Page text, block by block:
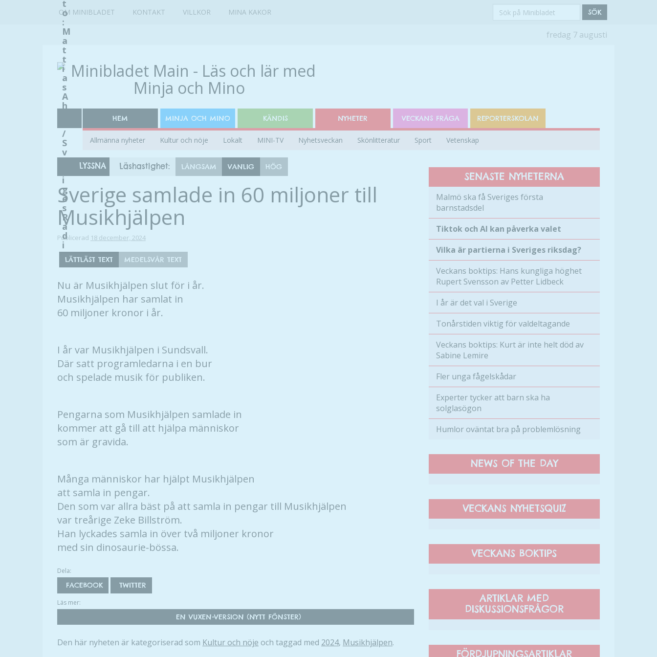
OM MINIBLADET KONTAKT VILLKOR MINA KAKOR
Sök
SÖK
fredag 7 augusti
HEM MINJA OCH MINO KÄNDIS NYHETER VECKANS FRÅGA REPORTERSKOLAN
Allmänna nyheter Kultur och nöje Lokalt MINI-TV Nyhetsveckan Skönlitteratur Sport Vetenskap
LYSSNA Läshastighet: LÅNGSAM VANLIG HÖG
Sverige samlade in 60 miljoner till
Musikhjälpen
Publicerad 18 december, 2024
t
o
:
M
a
t
t
i
a
s
A
h
/
S
v
e
i
g
e
s
R
a
d
i
oLÄTTLÄST TEXT MEDELSVÅR TEXT
Nu är Musikhjälpen slut för i år.
Musikhjälpen har samlat in
60 miljoner kronor i år.
I år var Musikhjälpen i Sundsvall.
Där satt programledarna i en bur
och spelade musik för publiken.
Pengarna som Musikhjälpen samlade in
kommer att gå till att hjälpa människor
som är gravida.
Många människor har hjälpt Musikhjälpen
att samla in pengar.
Den som var allra bäst på att samla in pengar till Musikhjälpen
var treårige Zeke Billström.
Han lyckades samla in över två miljoner kronor
med sin dinosaurie-bössa.
Dela:
FACEBOOK TWITTER
Läs mer:
EN VUXEN-VERSION (NYTT FÖNSTER)
Den här nyheten är kategoriserad som Kultur och nöje och taggad med 2024, Musikhjälpen.
SENASTE NYHETERNA
Malmö ska få Sveriges första
barnstadsdel
Tiktok och AI kan påverka valet
Vilka är partierna i Sveriges riksdag?
Veckans boktips: Hans kungliga höghet
Rupert Svensson av Petter Lidbeck
I år är det val i Sverige
Tonårstiden viktig för valdeltagande
Veckans boktips: Kurt är inte helt död av
Sabine Lemire
Fler unga fågelskådar
Experter tycker att barn ska ha
solglasögon
Humlor oväntat bra på problemlösning
NEWS OF THE DAY
VECKANS NYHETSQUIZ
VECKANS BOKTIPS
ARTIKLAR MED
DISKUSSIONSFRÅGOR
FÖRDJUPNINGSARTIKLAR